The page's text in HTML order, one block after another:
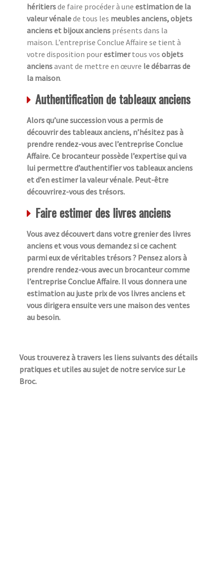
héritiersde faire procéder à une estimation de la
valeur vénalede tous les meubles anciens, objets
anciens et bijoux anciens présents dans la
maison. L’entreprise Conclue Affaire se tient à
votre disposition pourestimertous vos objets
anciensavant de mettre en œuvre le débarras de
la maison.
Authentification de tableaux anciens
Alors qu’une succession vous a permis de
découvrir des tableaux anciens, n’hésitez pas à
prendre rendez-vous avec l’entreprise Conclue
Affaire. Ce brocanteur possède l’expertise qui va
lui permettre d’authentifier vos tableaux anciens
et d’en estimer la valeur vénale. Peut-être
découvrirez-vous des trésors.
Faire estimer des livres anciens
Vous avez découvert dans votre grenier des livres
anciens et vous vous demandez si ce cachent
parmi eux de véritables trésors ? Pensez alors à
prendre rendez-vous avec un brocanteur comme
l’entreprise Conclue Affaire. Il vous donnera une
estimation au juste prix de vos livres anciens et
vous dirigera ensuite vers une maison des ventes
au besoin.
Vous trouverez à travers les liens suivants des détails
pratiques et utiles au sujet de notre service sur Le
Broc.